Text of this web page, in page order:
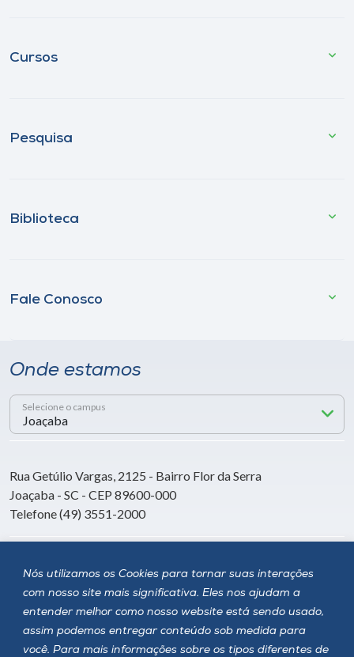
Nós utilizamos os Cookies para tornar suas interações
com nosso site mais significativa. Eles nos ajudam a
entender melhor como nosso website está sendo usado,
assim podemos entregar conteúdo sob medida para
você. Para mais informações sobre os tipos diferentes de
Cursos
Pesquisa
Biblioteca
Fale Conosco
Onde estamos
Selecione o campus
Rua Getúlio Vargas, 2125 - Bairro Flor da Serra
Joaçaba - SC - CEP 89600-000
Telefone (49) 3551-2000
Siga a Unoesc